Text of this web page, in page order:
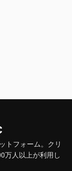
トフォーム。クリ
万人以上が利用し